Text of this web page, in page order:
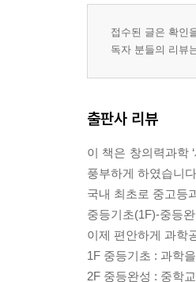
접수된 글은 확인
독자 분들의 리뷰
출판사 리뷰
이 책은 창의력과학
풍부하게 하였습니
국내 최초로 중고등
중등기초(1F)-중등
이제 편안하게 과학
1F 중등기초 : 과학
2F 중등완성 : 중학